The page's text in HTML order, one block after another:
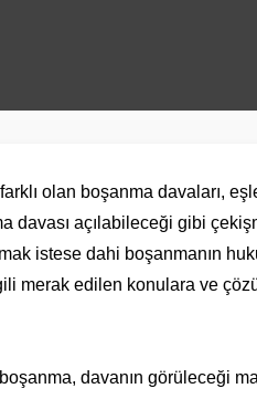
olan boşanma davaları,
davası açılabileceği gibi
istese dahi boşanmanın
merak edilen konulara ve
davanın görüleceği